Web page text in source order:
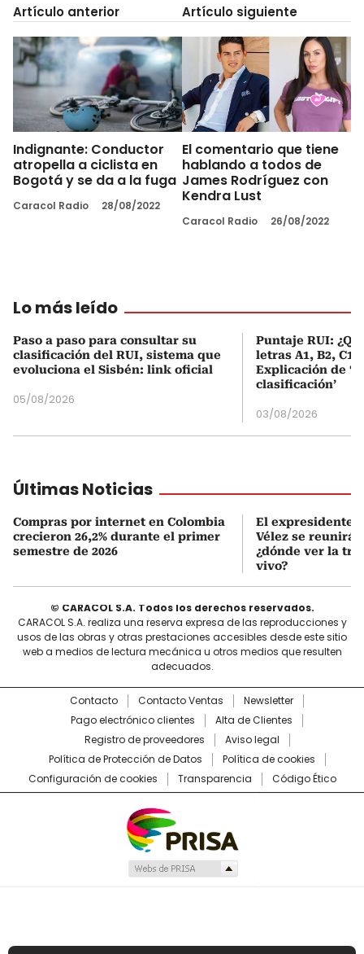
Artículo anterior
Indignante: Conductor
atropella a ciclista en
Bogotá y se da a la fuga
Caracol Radio 28/08/2022
Artículo siguiente
El comentario que tiene
hablando a todos de
James Rodríguez con
Kendra Lust
Caracol Radio 26/08/2022
Lo más leído
Paso a paso para consultar su
clasificación del RUI, sistema que
evoluciona el Sisbén: link oficial
05/08/2026
Puntaje RUI:
letras A1, B2, C1
Explicación de
clasificación’
03/08/2026
Últimas Noticias
Compras por internet en Colombia
crecieron 26,2% durante el primer
semestre de 2026
El expresidente
Vélez se reunirá
¿dónde ver la
vivo?
© CARACOL S.A. Todos los derechos reservados.
CARACOL S.A. realiza una reserva expresa de las reproducciones y
usos de las obras y otras prestaciones accesibles desde este sitio
web a medios de lectura mecánica u otros medios que resulten
adecuados.
Contacto Contacto Ventas
Newsletter
Pago electrónico clientes
Alta de Clientes
Registro de proveedores
Aviso legal
Política de Protección de Datos
Política de cookies
Configuración de cookies
Transparencia Código Ético